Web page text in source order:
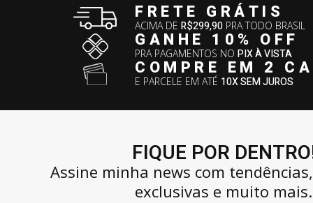
FRETE GRÁTIS
ACIMA DER$299,90 PRA TODO BRASIL
GANHE 10% OFF
PRA PAGAMENTOS NOPIX À VISTA
COMPRE EM 2
E PARCELE EM ATÉ 10X SEM JUROS
FIQUE POR
Assine minha news com
exclusivas e muito mais.